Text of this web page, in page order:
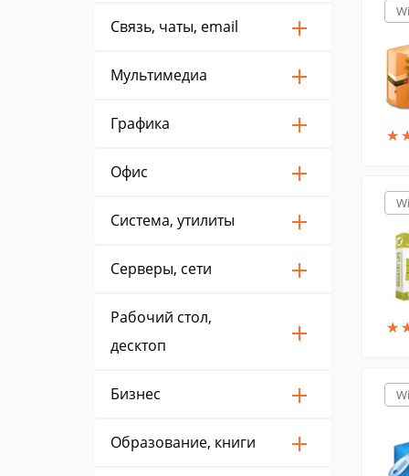
Связь, чаты, email
Мультимедиа
Графика
Офис
Система, утилиты
Серверы, сети
Рабочий стол,
десктоп
Бизнес
Образование, книги
★
★
★
★